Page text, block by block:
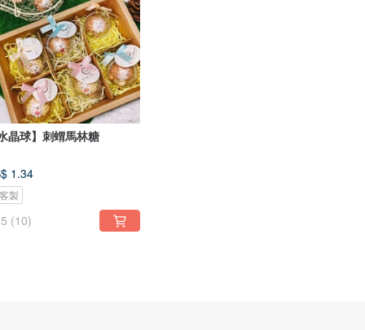
晶球】刺蝟馬林糖
1.34
製
5 (10)